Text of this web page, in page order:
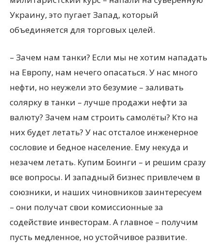
Украину, это пугает Запад, который
объединяется для торговых целей.
– Зачем нам танки? Если мы не хотим нападать
на Европу, нам нечего опасаться. У нас много
нефти, но неужели это безумие – заливать
солярку в танки – лучше продажи нефти за
валюту? Зачем нам строить самолёты? Кто на
них будет летать? У нас отсталое инженерное
сословие и бедное население. Ему некуда и
незачем летать. Купим Боинги – и решим сразу
все вопросы. И западный бизнес привлечем в
союзники, и наших чиновников заинтересуем
– они получат свои комиссионные за
содействие инвесторам. А главное – получим
пусть медленное, но устойчивое развитие.